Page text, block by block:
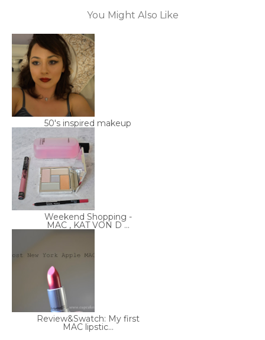
You Might Also Like
50's inspired makeup
Weekend Shopping -
MAC , KAT VON D ...
Review&Swatch: My first
MAC lipstic...